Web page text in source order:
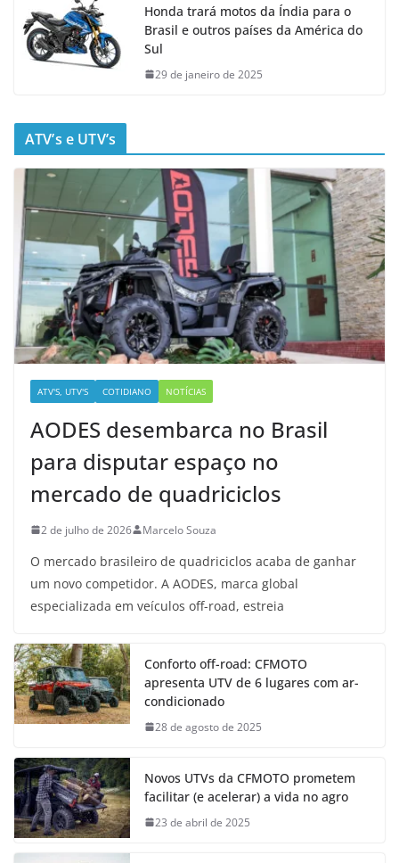
Honda trará motos da Índia para o
Brasil e outros países da América do
Sul
29 de janeiro de 2025
ATV’s e UTV’s
ATV'S, UTV'S COTIDIANO NOTÍCIAS
AODES desembarca no Brasil
para disputar espaço no
mercado de quadriciclos
2 de julho de 2026 Marcelo Souza
O mercado brasileiro de quadriciclos acaba de ganhar
um novo competidor. A AODES, marca global
especializada em veículos off-road, estreia
Conforto off-road: CFMOTO
apresenta UTV de 6 lugares com ar-
condicionado
28 de agosto de 2025
Novos UTVs da CFMOTO prometem
facilitar (e acelerar) a vida no agro
23 de abril de 2025